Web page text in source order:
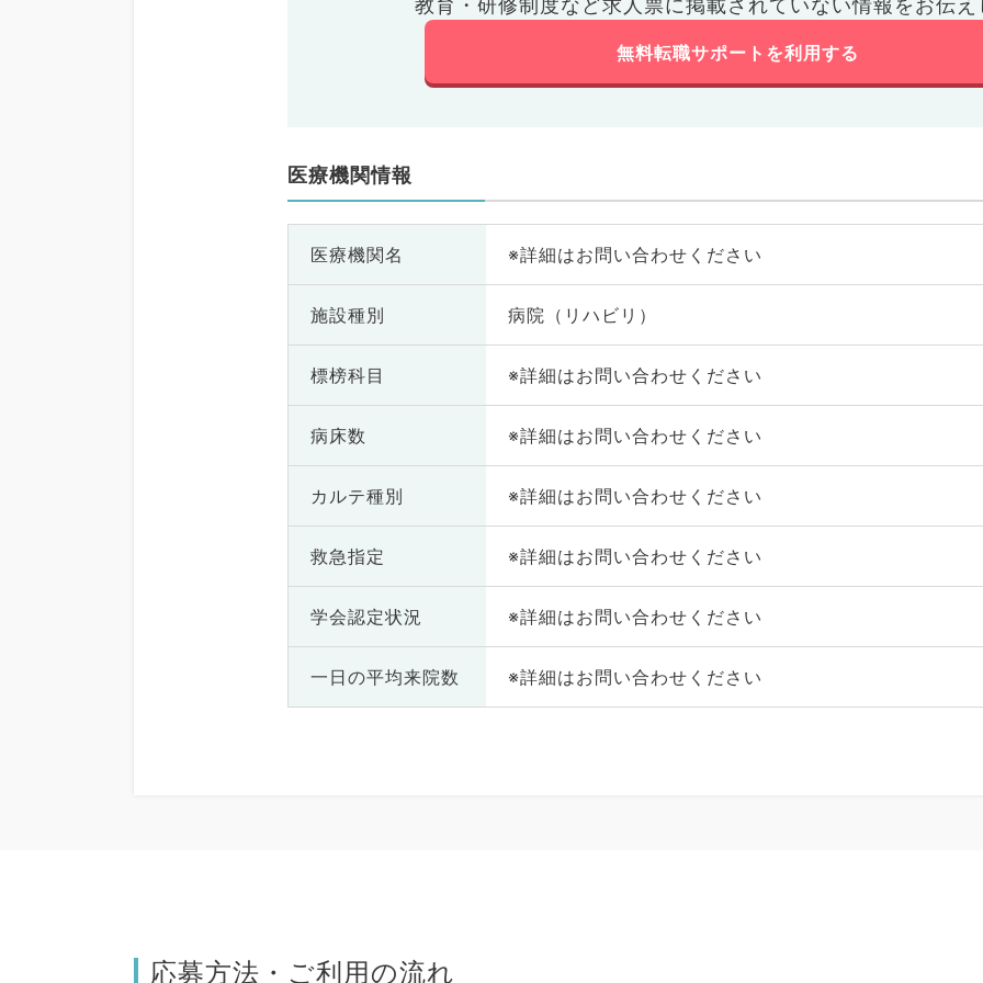
教育・研修制度など求人票に掲載されていない情報をお伝え
無料転職サポートを利用する
医療機関情報
医療機関名 ※詳細はお問い合わせください
施設種別 病院（リハビリ）
標榜科目 ※詳細はお問い合わせください
病床数 ※詳細はお問い合わせください
カルテ種別 ※詳細はお問い合わせください
救急指定 ※詳細はお問い合わせください
学会認定状況 ※詳細はお問い合わせください
一日の平均来院数 ※詳細はお問い合わせください
応募方法・ご利用の流れ